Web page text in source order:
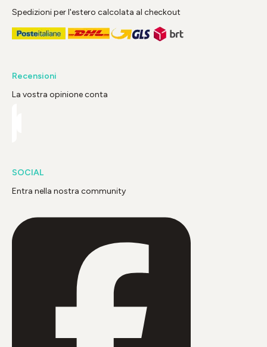
Spedizioni per l'estero calcolata al checkout
Recensioni
La vostra opinione conta
SOCIAL
Entra nella nostra community